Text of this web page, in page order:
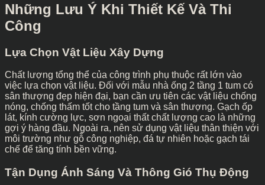
Những Lưu Ý Khi Thiết Kế Và Thi
Công
Lựa Chọn Vật Liệu Xây Dựng
Chất lượng tổng thể của công trình phụ thuộc rất lớn vào
việc lựa chọn vật liệu. Đối với mẫu nhà ống 2 tầng 1 tum có
sân thượng đẹp hiện đại, bạn cần ưu tiên các vật liệu chống
nóng, chống thấm tốt cho tầng tum và sân thượng. Gạch ốp
lát, kính cường lực, sơn ngoại thất chất lượng cao là những
gợi ý hàng đầu. Ngoài ra, nên sử dụng vật liệu thân thiện với
môi trường như gỗ công nghiệp, đá tự nhiên hoặc gạch tái
chế để tăng tính bền vững.
Tận Dụng Ánh Sáng Và Thông Gió Thụ Động